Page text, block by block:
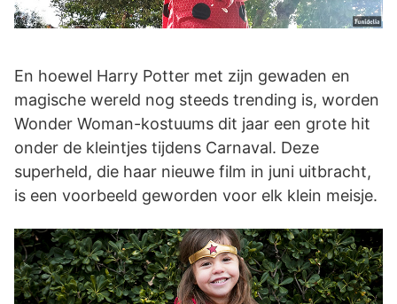
En hoewel Harry Potter met zijn gewaden en
magische wereld nog steeds trending is, worden
Wonder Woman-kostuums dit jaar een grote hit
onder de kleintjes tijdens Carnaval. Deze
superheld, die haar nieuwe film in juni uitbracht,
is een voorbeeld geworden voor elk klein meisje.